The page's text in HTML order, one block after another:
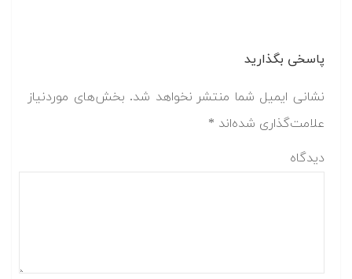
پاسخی بگذارید
نشانی ایمیل شما منتشر نخواهد شد. بخش‌های موردنیاز
علامت‌گذاری شده‌اند *
دیدگاه